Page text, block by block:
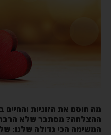
מה חוסם את הזוגיות
ההצלחה? מסתבר שלא
המשימה הכי גדולה שלנו: